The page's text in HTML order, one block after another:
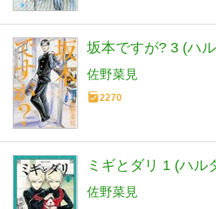
坂本ですが? 3 (ハ
佐野菜見
2270
ミギとダリ 1 (ハル
佐野菜見